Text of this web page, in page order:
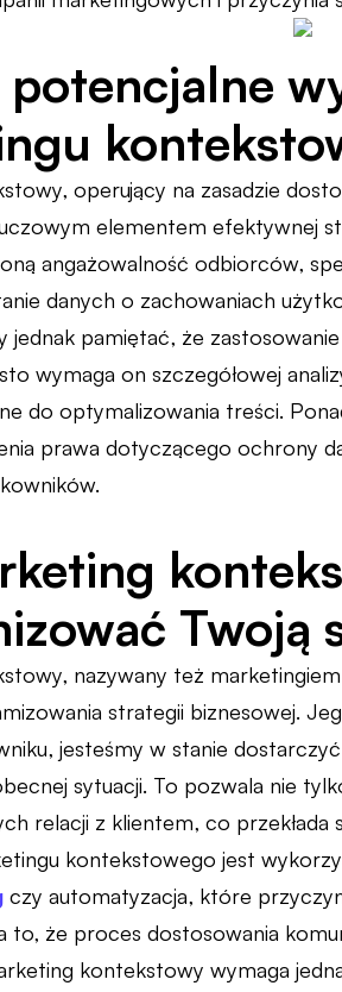
operujący na zasadzie
elementem efektywnej
angażowalność odbiorców,
danych o zachowaniach
jednak pamiętać, że
wymaga on szczegółowej
do optymalizowania treści.
prawa dotyczącego ochrony
Twoją
nazywany też
strategii biznesowej.
jesteśmy w stanie
sytuacji. To pozwala nie
relacji z klientem, co
kontekstowego jest
czy automatyzacja, które
to, że proces dostosowania
kontekstowy wymaga